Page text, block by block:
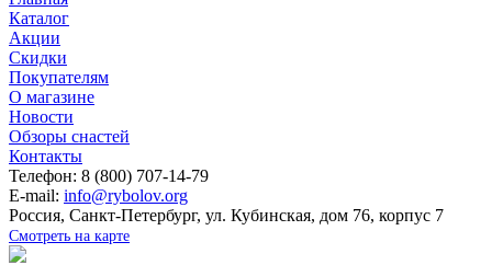
Каталог
Акции
Скидки
Покупателям
О магазине
Новости
Обзоры снастей
Контакты
Телефон: 8 (800) 707-14-79
E-mail: info@rybolov.org
Россия, Санкт-Петербург, ул. Кубинская, дом 76, корпус 7
Смотреть на карте